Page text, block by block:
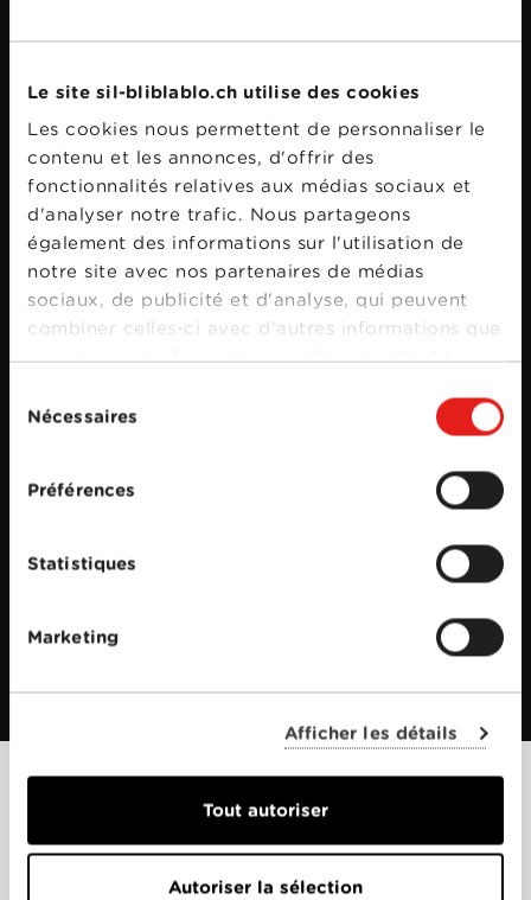
Le site sil-bliblablo.ch utilise des cookies
Les cookies nous permettent de personnaliser le
contenu et les annonces, d'offrir des
fonctionnalités relatives aux médias sociaux et
d'analyser notre trafic. Nous partageons
également des informations sur l'utilisation de
notre site avec nos partenaires de médias
sociaux, de publicité et d'analyse, qui peuvent
combiner celles-ci avec d'autres informations que
duNécessaires
Préférences
Statistiques
Marketing
Afficher les détails
Tout autoriser
Autoriser la sélection
Films apparentés